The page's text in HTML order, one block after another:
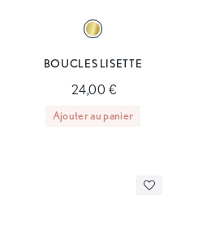
BOUCLES LISETTE
24,00 €
Ajouter au panier